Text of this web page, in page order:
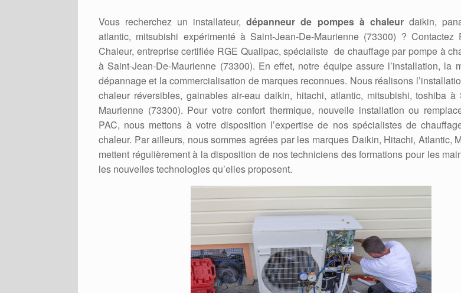
Vous recherchez un installateur,dépanneur de pompes à chaleurdaikin,
atlantic, mitsubishi expérimenté à Saint-Jean-De-Maurienne (73300) ?
Chaleur, entreprise certifiée RGE Qualipac, spécialiste de chauffage par pompe à
à Saint-Jean-De-Maurienne (73300). En effet, notre équipe assure l’installation, la
dépannage et la commercialisation de marques reconnues. Nous réalisons
chaleur réversibles, gainables air-eau daikin, hitachi, atlantic, mitsubishi, toshiba à
Maurienne (73300). Pour votre confort thermique, nouvelle installation ou
PAC, nous mettons à votre disposition l’expertise de nos spécialistes de
chaleur. Par ailleurs, nous sommes agrées par les marques Daikin, Hitachi, Atlantic,
mettent régulièrement à la disposition de nos techniciens des formations pour les
les nouvelles technologies qu’elles proposent.